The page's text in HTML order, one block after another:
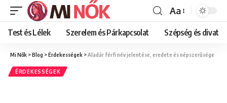
Font
Resizer
Aa
Test és Lélek Szerelem és Párkapcsolat Szépség és divat
Mi Nők >Blog >Érdekességek >Aladár férfi név jelentése, eredete és népszerűsége
ÉRDEKESSÉGEK